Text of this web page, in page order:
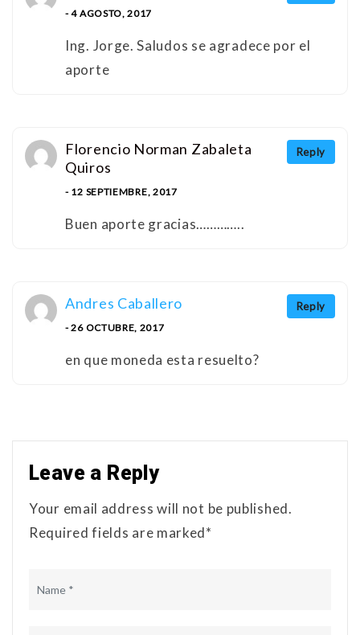
- 4 AGOSTO, 2017
Ing. Jorge. Saludos se agradece por el
aporte
Reply
Florencio Norman Zabaleta
Quiros
- 12 SEPTIEMBRE, 2017
Buen aporte gracias…………..
Reply
Andres Caballero
- 26 OCTUBRE, 2017
en que moneda esta resuelto?
Leave a Reply
Your email address will not be published.
Required fields are marked*